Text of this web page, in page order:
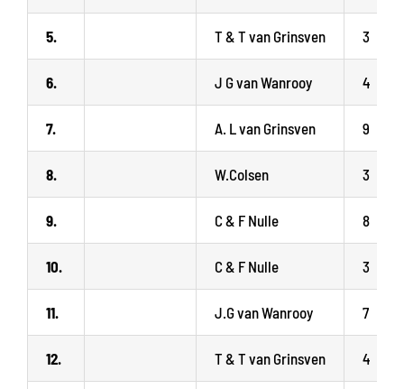
5. T & T van Grinsven 3
6. J G van Wanrooy 4
7. A. L van Grinsven 9
8. W.Colsen 3
9. C & F Nulle 8
10. C & F Nulle 3
11. J.G van Wanrooy 7
12. T & T van Grinsven 4